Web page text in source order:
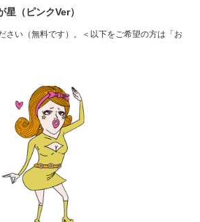
（ピンクVer）
さい（無料です）。＜以下をご希望の方は「お